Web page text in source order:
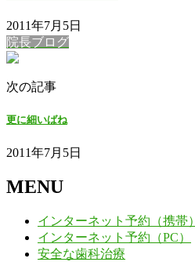
2011年7月5日
院長ブログ
次の記事
更に細いばね
2011年7月5日
MENU
インターネット予約（携帯）
インターネット予約（PC）
安全な歯科治療